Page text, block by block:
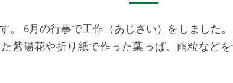
『工
作：
。 6月の行事で工作（あじさい）をしました
紫陽花や折り紙で作った葉っぱ、雨粒など